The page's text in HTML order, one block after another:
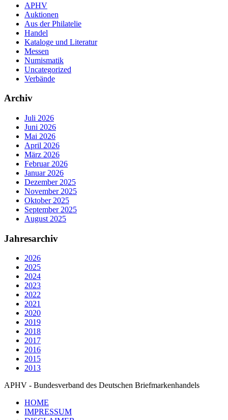
APHV
Auktionen
Aus der Philatelie
Handel
Kataloge und Literatur
Messen
Numismatik
Uncategorized
Verbände
Archiv
Juli 2026
Juni 2026
Mai 2026
April 2026
März 2026
Februar 2026
Januar 2026
Dezember 2025
November 2025
Oktober 2025
September 2025
August 2025
Jahresarchiv
2026
2025
2024
2023
2022
2021
2020
2019
2018
2017
2016
2015
2013
APHV - Bundesverband des Deutschen Briefmarkenhandels
HOME
IMPRESSUM